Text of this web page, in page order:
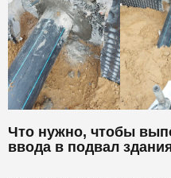
Что нужно, чтобы
ввода в подвал